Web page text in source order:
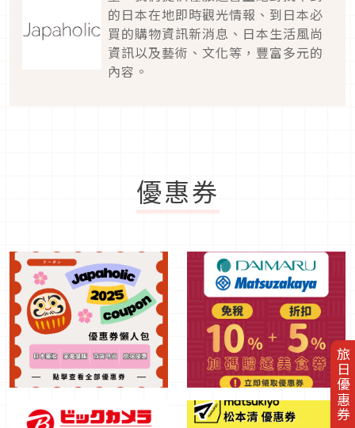
旅日優惠券
的日本在地即時觀光情報、到日本必
買的購物資訊新消息、日本生活風尚
資訊以及藝術、文化等，豐富多元的
內容。
優惠券